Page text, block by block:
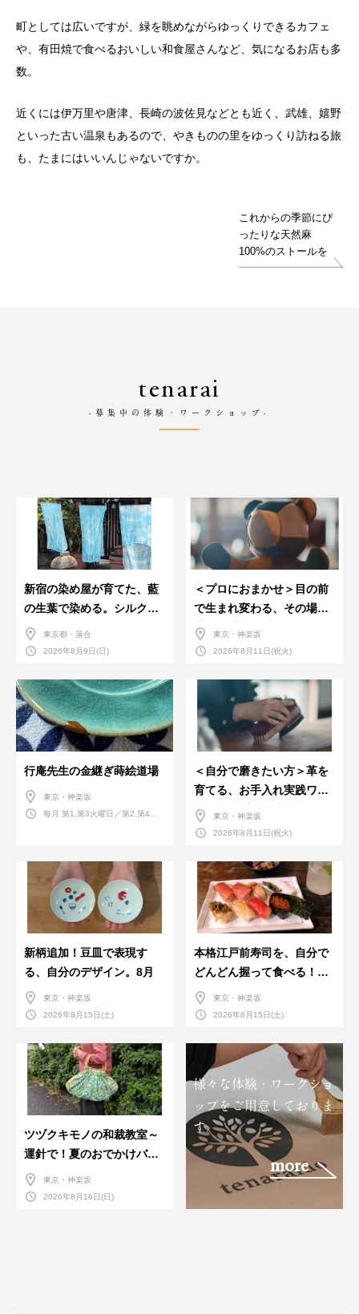
町としては広いですが、緑を眺めながらゆっくりできるカフェ
や、有田焼で食べるおいしい和食屋さんなど、気になるお店も多
数。
近くには伊万里や唐津、長崎の波佐見などとも近く、武雄、嬉野
といった古い温泉もあるので、やきものの里をゆっくり訪ねる旅
も、たまにはいいんじゃないですか。
これからの季節にぴ
ったりな天然麻
100%のストールを
tenarai
-募集中の体験・ワークショップ-
新宿の染め屋が育てた、藍
の生葉で染める。シルクの
ストール
東京都・落合
2026年8月9日(日)
＜プロにおまかせ＞目の前
で生まれ変わる、その場で
革のお手入れ受付会。
東京・神楽坂
2026年8月11日(祝火)
行庵先生の金継ぎ蒔絵道場
東京・神楽坂
毎月 第1,第3火曜日／第2,第4火
＜自分で磨きたい方＞革を
育てる、お手入れ実践ワー
クショップ。基本編！
東京・神楽坂
2026年8月11日(祝火)
新柄追加！豆皿で表現す
る、自分のデザイン。8月
東京・神楽坂
2026年8月15日(土)
本格江戸前寿司を、自分で
どんどん握って食べる！職
人さんに教わる＜握りの練
習会＞８月
東京・神楽坂
2026年8月15日(土)
ツヅクキモノの和裁教室～
運針で！夏のおでかけバン
ダナバッグづくり～
東京・神楽坂
2026年8月16日(日)
様々な体験・ワークショ
ップをご用意しておりま
す。
more